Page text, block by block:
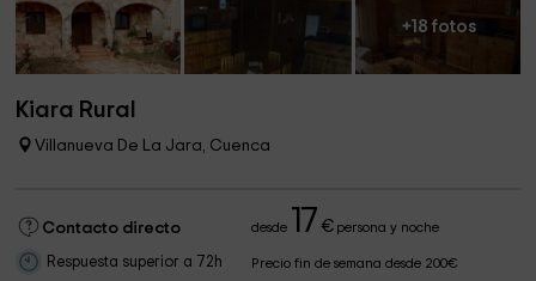
+18 fotos
Kiara Rural
Villanueva De La Jara, Cuenca
Contacto directo desde 17 €persona y noche
Respuesta superior a 72h Precio fin de semana desde 200€